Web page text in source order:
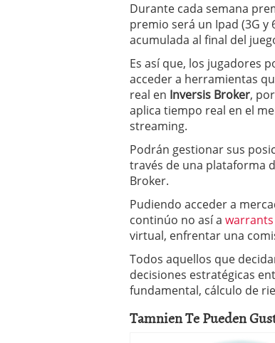
Durante cada semana
premio será un Ipad (3G
acumulada al final del
Es así que, los jugadores
acceder a herramientas
real en Inversis Broker,
aplica tiempo real en el
streaming.
Podrán gestionar sus
través de una plataforma
Broker.
Pudiendo acceder a
continúo no así a warrants
virtual, enfrentar una
Todos aquellos que
decisiones estratégicas
fundamental, cálculo de
Tamnien Te Pueden